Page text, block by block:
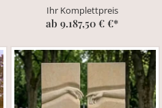
Ihr Komplettpreis
ab 9.187,50 € €*